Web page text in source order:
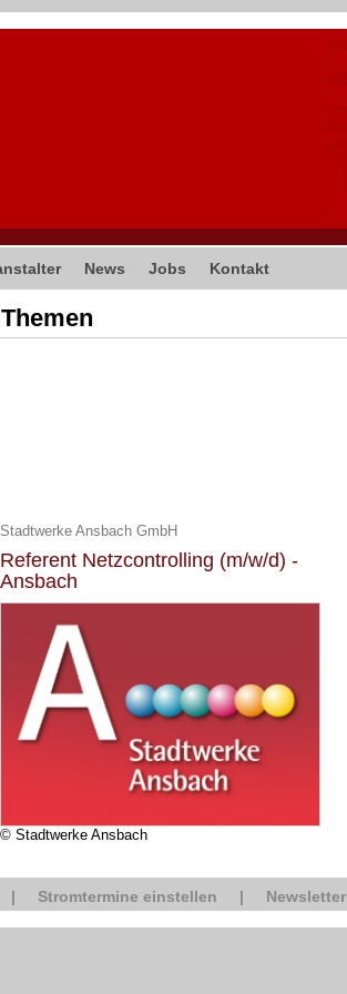
News Jobs Kontakt
Stadtwerke Ansbach GmbH
Referent Netzcontrolling (m/w/d) -
Ansbach
© Stadtwerke Ansbach
| Stromtermine einstellen | Newsletter